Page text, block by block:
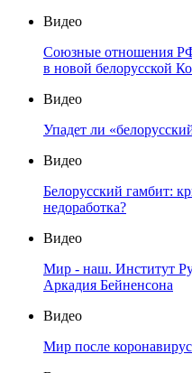
Видео
Союзные отношения
в новой белорусской
Видео
Упадет ли
Видео
Белорусский гамбит:
недоработка?
Видео
Мир - наш. Институт
Аркадия Бейненсона
Видео
Мир после